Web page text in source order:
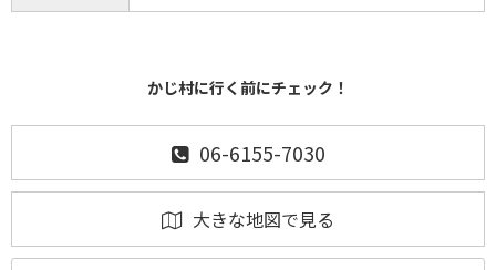
かじ村に行く前にチェック！
06-6155-7030
大きな地図で見る